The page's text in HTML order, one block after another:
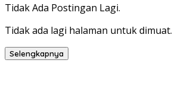
Tidak Ada Postingan Lagi.
Tidak ada lagi halaman untuk dimuat.
Selengkapnya